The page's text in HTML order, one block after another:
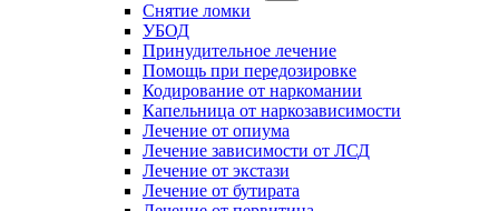
Снятие ломки
УБОД
Принудительное лечение
Помощь при передозировке
Кодирование от наркомании
Капельница от наркозависимости
Лечение от опиума
Лечение зависимости от ЛСД
Лечение от экстази
Лечение от бутирата